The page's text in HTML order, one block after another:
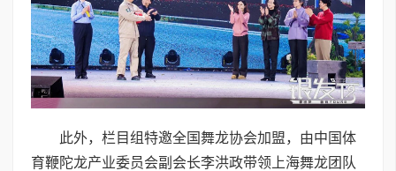
此外，栏目组特邀全国舞龙协会加盟，由中国体
育鞭陀龙产业委员会副会长李洪政带领上海舞龙团队